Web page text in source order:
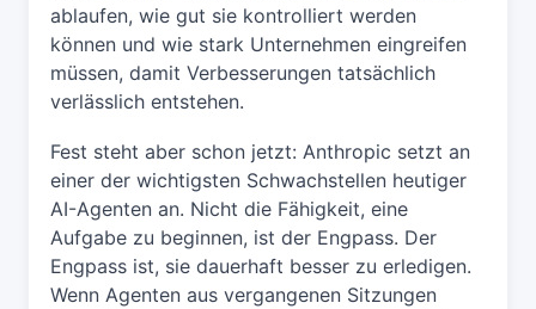
ablaufen, wie gut sie kontrolliert werden
können und wie stark Unternehmen eingreifen
müssen, damit Verbesserungen tatsächlich
verlässlich entstehen.
Fest steht aber schon jetzt: Anthropic setzt an
einer der wichtigsten Schwachstellen heutiger
AI-Agenten an. Nicht die Fähigkeit, eine
Aufgabe zu beginnen, ist der Engpass. Der
Engpass ist, sie dauerhaft besser zu erledigen.
Wenn Agenten aus vergangenen Sitzungen